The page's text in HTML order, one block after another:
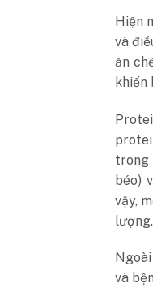
Hiện
và
ăn
khiến
trong
béo)
vậy,
lượng.
và